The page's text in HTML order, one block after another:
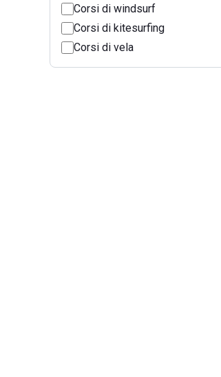
Corsi di windsurf
Corsi di kitesurfing
Corsi di vela